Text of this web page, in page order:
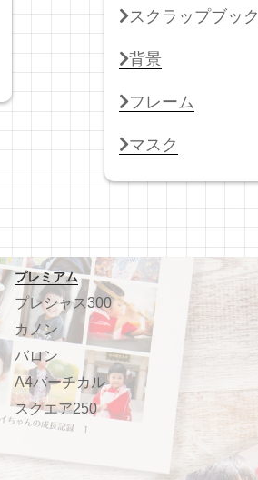
スクラップブック
背景
フレーム
マスク
プレミアム
プレシャス300
カノン
バロン
A4バーチカル
スクエア250